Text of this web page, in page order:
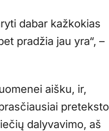
dabar kažkokias
pradžia jau yra“, –
aišku, ir,
preteksto
dalyvavimo, aš